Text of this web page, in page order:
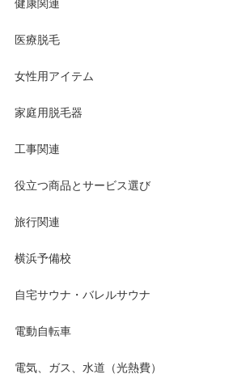
健康関連
医療脱毛
女性用アイテム
家庭用脱毛器
工事関連
役立つ商品とサービス選び
旅行関連
横浜予備校
自宅サウナ・バレルサウナ
電動自転車
電気、ガス、水道（光熱費）